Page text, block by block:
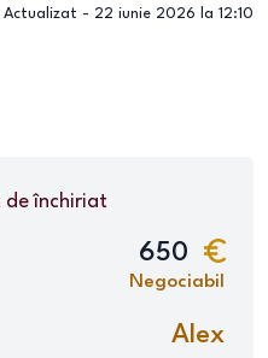
Actualizat - 22 iunie 2026 la 12:10
de închiriat
650
Negociabil
Alex